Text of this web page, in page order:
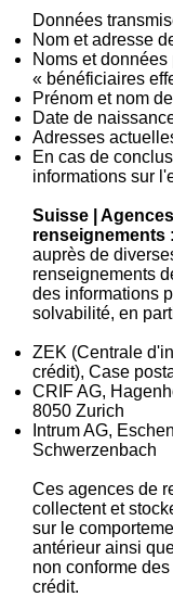
Données
Nom et adresse
Noms et
« bénéficiaires
Prénom et nom
Date de
Adresses
En cas de
informations sur
Suisse |
renseignements :
auprès de
renseignements
des informations
solvabilité, en
ZEK (Centrale
crédit), Case
CRIF AG,
8050 Zurich
Intrum AG,
Schwerzenbach
Ces agences de
collectent et
sur le
antérieur ainsi
non conforme
crédit.